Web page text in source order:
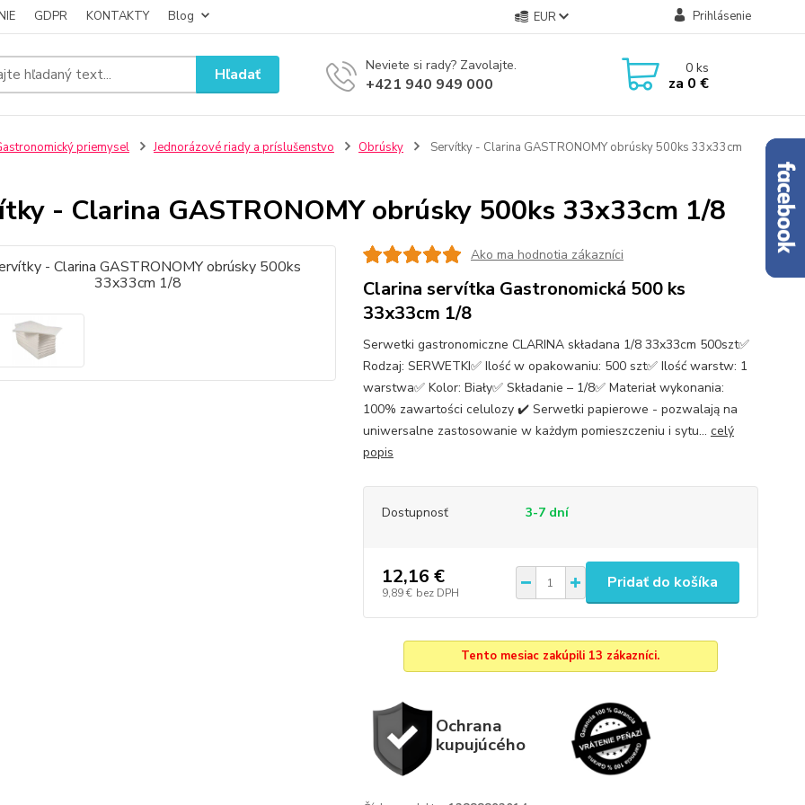
GDPR KONTAKTY Blog EUR Prihlásenie
Hľadať Neviete si rady? Zavolajte.
+421 940 949 000
0ks
za 0 €
priemysel Jednorázové riady a príslušenstvo Obrúsky Servítky - Clarina GASTRONOMY obrúsky 500ks 33x33cm
- Clarina GASTRONOMY obrúsky 500ks 33x33cm 1/8
Ako ma hodnotia zákazníci
Clarina servítka Gastronomická 500 ks
33x33cm 1/8
Serwetki gastronomiczne CLARINA składana 1/8 33x33cm 500szt✅
Rodzaj: SERWETKI✅ Ilość w opakowaniu: 500 szt✅ Ilość warstw: 1
warstwa✅ Kolor: Biały✅ Składanie – 1/8✅ Materiał wykonania:
100% zawartości celulozy ✔️ Serwetki papierowe - pozwalają na
uniwersalne zastosowanie w każdym pomieszczeniu i sytu... celý
popis
Dostupnosť 3-7 dní
12,16 €
9,89 € bez DPH
Pridať do košíka
Tento mesiac zakúpili 13 zákazníci.
Ochrana
kupujúcého